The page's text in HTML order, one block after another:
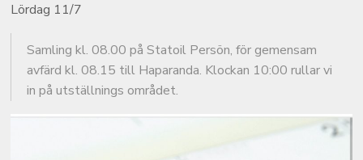
Lördag 11/7
Samling kl. 08.00 på Statoil Persön, för gemensam
avfärd kl. 08.15 till Haparanda. Klockan 10:00 rullar vi
in på utställnings området.